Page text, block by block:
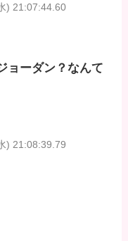
) 21:07:44.60
ョーダン？なんて
) 21:08:39.79